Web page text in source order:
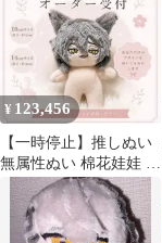
るみ用 人形 着せ替え
洋服 ちびぬいぐるみ ア
イドルぬい
¥ 123,456
【一時停止】推しぬい
無属性ぬい 棉花娃娃 オ
リジナルぬいぐるみオ
ーダー